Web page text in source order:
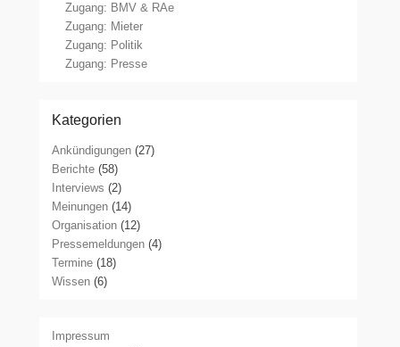
Zugang: BMV & RAe
Zugang: Mieter
Zugang: Politik
Zugang: Presse
Kategorien
Ankündigungen (27)
Berichte (58)
Interviews (2)
Meinungen (14)
Organisation (12)
Pressemeldungen (4)
Termine (18)
Wissen (6)
Impressum